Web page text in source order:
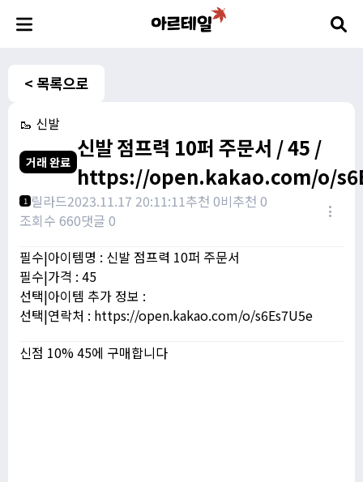
< 목록으로
🥾 신발
거래 완료
신발 점프력 10퍼 주문서 / 45 /
https://open.kakao.com/o/
1 릴라드2023.11.17 20:11:11추천 0비추천 0
조회수 660댓글 0
필수|아이템명 : 신발 점프력 10퍼 주문서
필수|가격 : 45
선택|아이템 추가 정보 :
선택|연락처 : https://open.kakao.com/o/s6Es7U5e
신점 10% 45에 구매합니다